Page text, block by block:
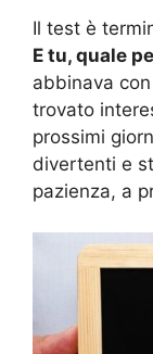
Il test è
E tu, quale
abbinava
trovato
prossimi
divertenti e
pazienza, a